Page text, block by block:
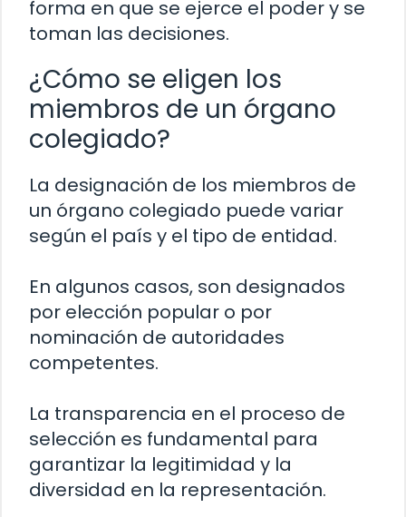
forma en que se ejerce el poder y se
toman las decisiones.
¿Cómo se eligen los
miembros de un órgano
colegiado?
La designación de los miembros de
un órgano colegiado puede variar
según el país y el tipo de entidad.
En algunos casos, son designados
por elección popular o por
nominación de autoridades
competentes.
La transparencia en el proceso de
selección es fundamental para
garantizar la legitimidad y la
diversidad en la representación.